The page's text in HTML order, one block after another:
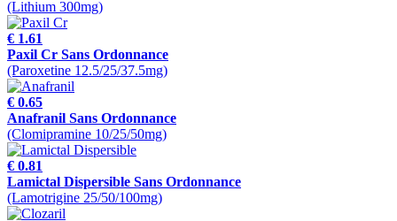
(Lithium 300mg)
€ 1.61
Paxil Cr Sans Ordonnance
(Paroxetine 12.5/25/37.5mg)
€ 0.65
Anafranil Sans Ordonnance
(Clomipramine 10/25/50mg)
€ 0.81
Lamictal Dispersible Sans Ordonnance
(Lamotrigine 25/50/100mg)